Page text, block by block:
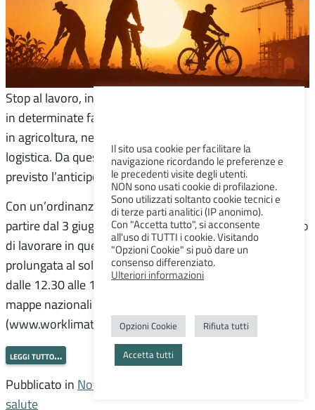
Stop al lavoro, in condizioni di caldo estremo o anomalo
in determinate fasce orarie, nei cantieri edili e affini,
in agricoltura, nel florovivaismo e nei piazzali della
logistica. Da quest’anno, inclusi anche cave e rider ed è
previsto l’anticipo delle attività nei cantieri.
Con un’ordinanza regionale, scatta in Emilia-Romagna a
partire dal 3 giugno e fino al 15 settembre 2026, il divieto
di lavorare in questi settori, in condizioni di esposizione
prolungata al sole e svolgendo attività fisica intensa,
dalle 12.30 alle 16.00, nei giorni e nelle aree in cui le
mappe nazionali del rischio segnalano livello ‘Alto’
(www.worklimate.it) . […]
leggi tutto…
Pubblicato in Notizie
salute
Il sito usa cookie per facilitare la
navigazione ricordando le preferenze e
le precedenti visite degli utenti.
NON sono usati cookie di profilazione.
Sono utilizzati soltanto cookie tecnici e
di terze parti analitici (IP anonimo).
Con "Accetta tutto", si acconsente
all'uso di TUTTI i cookie. Visitando
"Opzioni Cookie" si può dare un
consenso differenziato.
Ulteriori informazioni
Opzioni Cookie Rifiuta tutti
Accetta tutti